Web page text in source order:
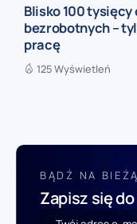
Blisko 100 tysięcy
bezrobotnych –
pracę
125 Wyświetleń
BĄDŹ NA
Zapisz się